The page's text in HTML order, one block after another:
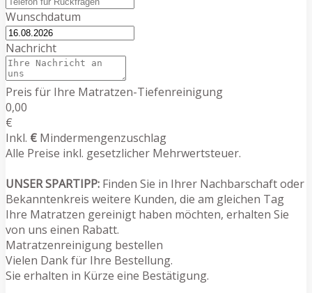
Wunschdatum
Nachricht
Preis für Ihre Matratzen-Tiefenreinigung
0,00
€
Inkl. € Mindermengenzuschlag
Alle Preise inkl. gesetzlicher Mehrwertsteuer.
UNSER SPARTIPP: Finden Sie in Ihrer Nachbarschaft oder
Bekanntenkreis weitere Kunden, die am gleichen Tag
Ihre Matratzen gereinigt haben möchten, erhalten Sie
von uns einen Rabatt.
Matratzenreinigung bestellen
Vielen Dank für Ihre Bestellung.
Sie erhalten in Kürze eine Bestätigung.